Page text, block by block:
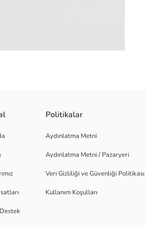
Politikalar
Aydınlatma Metni
Aydınlatma Metni / Pazaryeri
Veri Gizliliği ve Güvenliği Politikası
Kullanım Koşulları